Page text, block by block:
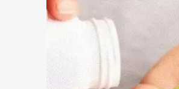
NEVERTINAMAS
Testo rezultatas